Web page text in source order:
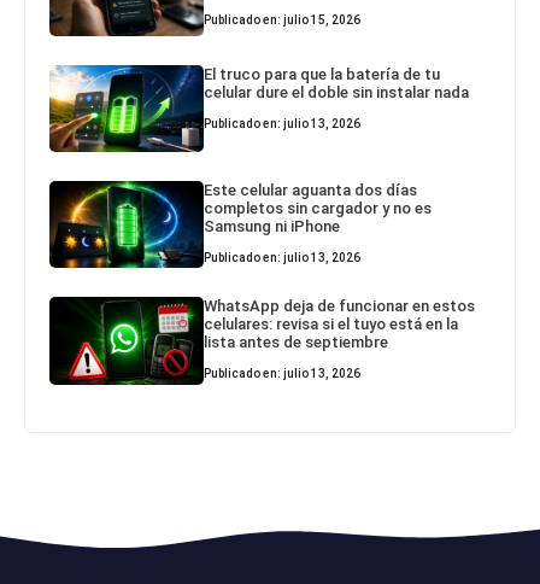
Publicado en: julio 15, 2026
El truco para que la batería de tu
celular dure el doble sin instalar nada
Publicado en: julio 13, 2026
Este celular aguanta dos días
completos sin cargador y no es
Samsung ni iPhone
Publicado en: julio 13, 2026
WhatsApp deja de funcionar en estos
celulares: revisa si el tuyo está en la
lista antes de septiembre
Publicado en: julio 13, 2026